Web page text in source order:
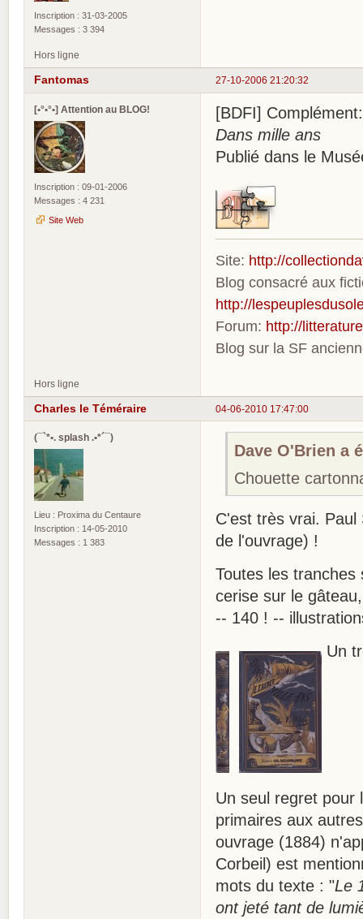
Inscription : 31-03-2005
Messages : 3 394
Hors ligne
27-10-2006 21:20:32
Fantomas
[•°•°•] Attention au BLOG!
Inscription : 09-01-2006
Messages : 4 231
Site Web
[BDFI] Complément:
Dans mille ans
Publié dans le
Site: http://
Blog consacré aux
http://
Forum: http://
Blog sur la SF
Hors ligne
04-06-2010 17:47:00
Charles le Téméraire
(¯`*•. splash .•*´¯)
Lieu : Proxima du Centaure
Inscription : 14-05-2010
Messages : 1 383
Dave O'Brien a
Chouette
C'est très vrai.
de l'ouvrage) !
Toutes les
cerise sur le
-- 140 ! --
Un
Un seul regret pour
primaires aux
ouvrage (1884)
Corbeil) est
mots du texte : "Le
ont jeté tant de